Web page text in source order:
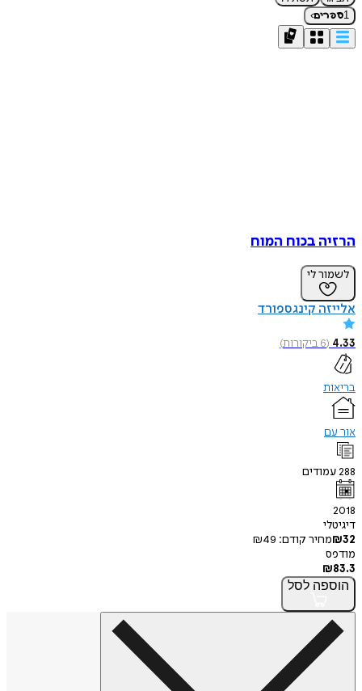
1ספרים›
הרזיה בכוח המוח
לשמור לי
אלייזה קינגספורד
4.33
(
6ביקורות)
בריאות
אור עם
288עמודים
2018
דיגיטלי
₪32 מחיר קודם: ₪49
מודפס
₪83.3
הוספה לסל